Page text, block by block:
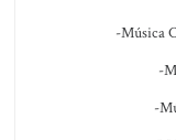
-Música
-
-